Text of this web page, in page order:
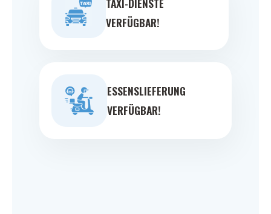
VERFÜGBAR!
ESSENSLIEFERUNG
VERFÜGBAR!